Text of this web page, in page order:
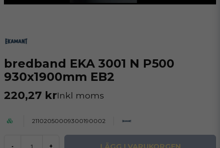
bredband EKA 3001 N P500
930x1900mm EB2
220,27 krInkl moms
21102050009300190002
- +